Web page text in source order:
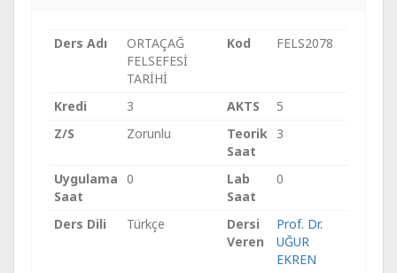
Ders Adı
ORTAÇAĞ
FELSEFESİ
TARİHİ
Kod FELS2078
Kredi 3 AKTS
5
Z/S
Zorunlu
Teorik
Saat
3
Uygulama
Saat
0
Lab
Saat
0
Ders Dili Türkçe
Dersi
Veren
Prof. Dr.
UĞUR
EKREN